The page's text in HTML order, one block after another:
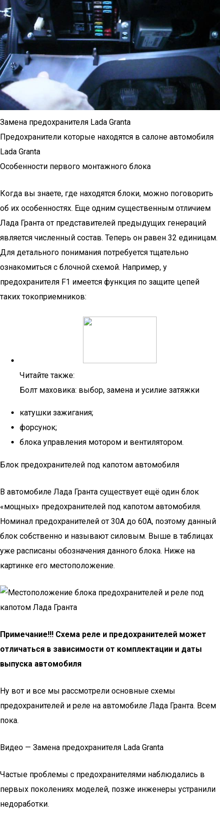
Замена предохранителя Lada Granta
Предохранители которые находятся в салоне автомобиля
Lada Granta
Особенности первого монтажного блока
Когда вы знаете, где находятся блоки, можно поговорить
об их особенностях. Еще одним существенным отличием
Лада Гранта от представителей предыдущих генераций
является численный состав. Теперь он равен 32 единицам.
Для детального понимания потребуется тщательно
ознакомиться с блочной схемой. Например, у
предохранителя F1 имеется функция по защите цепей
таких токоприемников:
Читайте также:
Болт маховика: выбор, замена и усилие затяжки
катушки зажигания;
форсунок;
блока управления мотором и вентилятором.
Блок предохранителей под капотом автомобиля
В автомобиле Лада Гранта существует ещё один блок
«мощных» предохранителей под капотом автомобиля.
Номинал предохранителей от 30А до 60А, поэтому данный
блок собственно и называют силовым. Выше в таблицах
уже расписаны обозначения данного блока. Ниже на
картинке его местоположение.
Примечание!!! Схема реле и предохранителей может
отличаться в зависимости от комплектации и даты
выпуска автомобиля
Ну вот и все мы рассмотрели основные схемы
предохранителей и реле на автомобиле Лада Гранта. Всем
пока.
Видео — Замена предохранителя Lada Granta
Частые проблемы с предохранителями наблюдались в
первых поколениях моделей, позже инженеры устранили
недоработки.